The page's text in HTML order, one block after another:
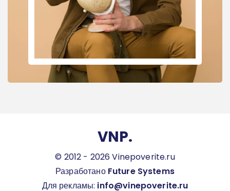
VNP.
© 2012 - 2026 Vinepoverite.ru
Разработано Future Systems
Для рекламы: info@vinepoverite.ru